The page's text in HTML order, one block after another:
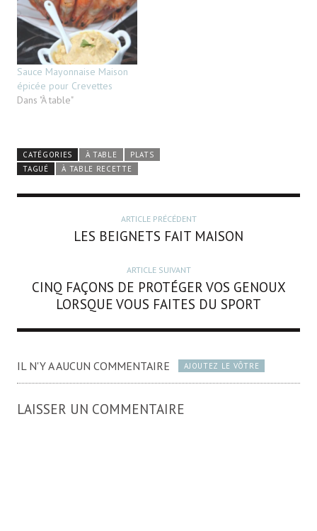
Sauce Mayonnaise Maison
épicée pour Crevettes
Dans "À table"
CATÉGORIES À TABLE
PLATS
TAGUÉ
À TABLE RECETTE
ARTICLE PRÉCÉDENT
LES BEIGNETS FAIT MAISON
ARTICLE SUIVANT
CINQ FAÇONS DE PROTÉGER VOS GENOUX
LORSQUE VOUS FAITES DU SPORT
IL N'Y A AUCUN COMMENTAIRE AJOUTEZ LE VÔTRE
LAISSER UN COMMENTAIRE